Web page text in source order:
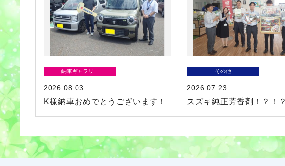
納車ギャラリー
2026.08.03
K様納車おめでとうございます！
その他
2026.07.23
スズキ純正芳香剤！？！？